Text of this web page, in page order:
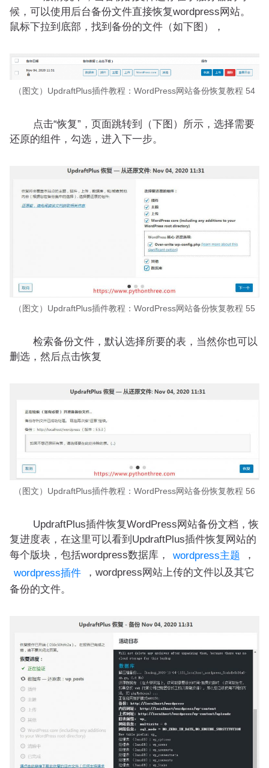
候，可以使用后台备份文件直接恢复wordpress网站。
鼠标下拉到底部，找到备份的文件（如下图），
（图文）UpdraftPlus插件教程：WordPress网站备份恢复教程 54
点击“恢复”，页面跳转到（下图）所示，选择需要
还原的组件，勾选，进入下一步。
（图文）UpdraftPlus插件教程：WordPress网站备份恢复教程 55
检索备份文件，默认选择所要的表，当然你也可以
删选，然后点击恢复
（图文）UpdraftPlus插件教程：WordPress网站备份恢复教程 56
UpdraftPlus插件恢复WordPress网站备份文档，恢
复进度表，在这里可以看到UpdraftPlus插件恢复网站的
每个版块，包括wordpress数据库，
wordpress主题
，
wordpress插件
，wordpress网站上传的文件以及其它
备份的文件。